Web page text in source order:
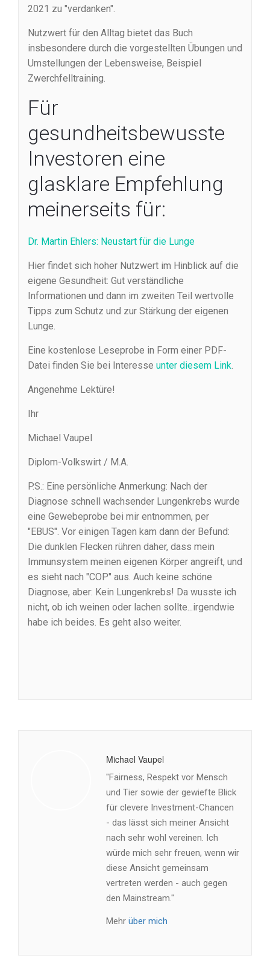
2021 zu "verdanken".
Nutzwert für den Alltag bietet das Buch
insbesondere durch die vorgestellten Übungen und
Umstellungen der Lebensweise, Beispiel
Zwerchfelltraining.
Für
gesundheitsbewusste
Investoren eine
glasklare Empfehlung
meinerseits für:
Dr. Martin Ehlers: Neustart für die Lunge
Hier findet sich hoher Nutzwert im Hinblick auf die
eigene Gesundheit: Gut verständliche
Informationen und dann im zweiten Teil wertvolle
Tipps zum Schutz und zur Stärkung der eigenen
Lunge.
Eine kostenlose Leseprobe in Form einer PDF-
Datei finden Sie bei Interesse unter diesem Link.
Angenehme Lektüre!
Ihr
Michael Vaupel
Diplom-Volkswirt / M.A.
P.S.: Eine persönliche Anmerkung: Nach der
Diagnose schnell wachsender Lungenkrebs wurde
eine Gewebeprobe bei mir entnommen, per
"EBUS". Vor einigen Tagen kam dann der Befund:
Die dunklen Flecken rühren daher, dass mein
Immunsystem meinen eigenen Körper angreift, und
es sieht nach "COP" aus. Auch keine schöne
Diagnose, aber: Kein Lungenkrebs! Da wusste ich
nicht, ob ich weinen oder lachen sollte...irgendwie
habe ich beides. Es geht also weiter.
Michael Vaupel
"Fairness, Respekt vor Mensch
und Tier sowie der gewiefte Blick
für clevere Investment-Chancen
- das lässt sich meiner Ansicht
nach sehr wohl vereinen. Ich
würde mich sehr freuen, wenn wir
diese Ansicht gemeinsam
vertreten werden - auch gegen
den Mainstream."
Mehr über mich